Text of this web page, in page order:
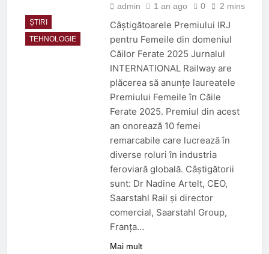
ȘTIRI
TEHNOLOGIE
admin 1 an ago 0 2 mins
Câștigătoarele Premiului IRJ
pentru Femeile din domeniul
Căilor Ferate 2025 Jurnalul
INTERNATIONAL Railway are
plăcerea să anunțe laureatele
Premiului Femeile în Căile
Ferate 2025. Premiul din acest
an onorează 10 femei
remarcabile care lucrează în
diverse roluri în industria
feroviară globală. Câștigătorii
sunt: Dr Nadine Artelt, CEO,
Saarstahl Rail și director
comercial, Saarstahl Group,
Franța…
Mai mult